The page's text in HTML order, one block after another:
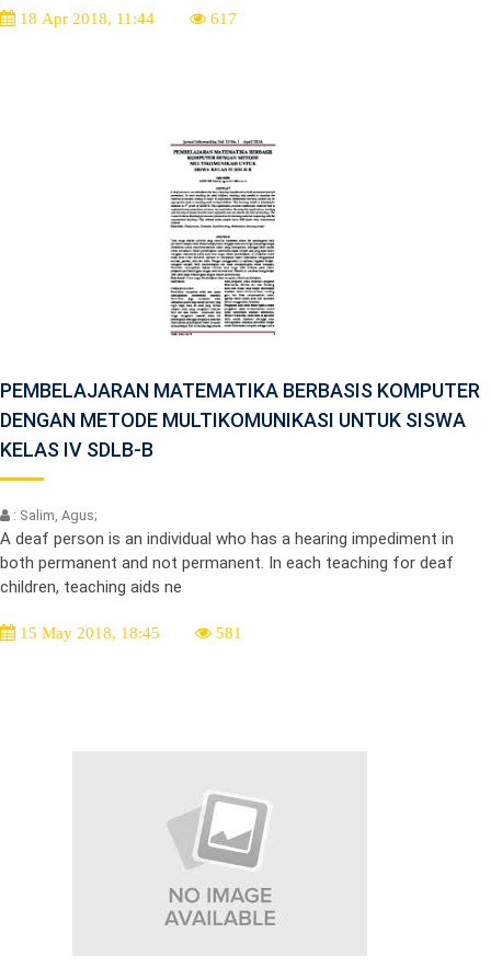
18 Apr 2018, 11:44 617
PEMBELAJARAN MATEMATIKA BERBASIS KOMPUTER
DENGAN METODE MULTIKOMUNIKASI UNTUK SISWA
KELAS IV SDLB-B
: Salim, Agus;
A deaf person is an individual who has a hearing impediment in
both permanent and not permanent. In each teaching for deaf
children, teaching aids ne
15 May 2018, 18:45 581